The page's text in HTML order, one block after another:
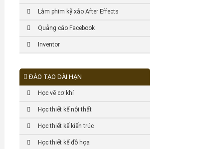
Làm phim kỹ xảo After Effects
Quảng cáo Facebook
Inventor
ĐÀO TẠO DÀI HẠN
Học vẽ cơ khí
Học thiết kế nội thất
Học thiết kế kiến trúc
Học thiết kế đồ họa